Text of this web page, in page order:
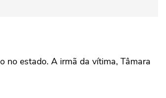
no estado. A irmã da vítima, Tâmara